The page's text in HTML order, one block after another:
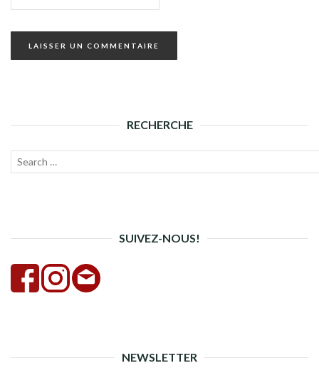
RECHERCHE
Recherche
SUIVEZ-NOUS!
NEWSLETTER